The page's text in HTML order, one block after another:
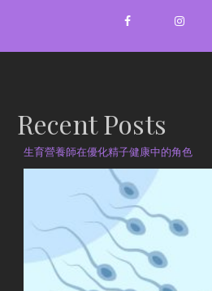
Recent Posts
生育營養師在優化精子健康中的角色